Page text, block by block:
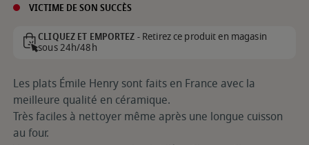
VICTIME DE SON SUCCÈS
CLIQUEZ ET EMPORTEZ -Retirez ce produit en magasin
sous 24h/48h
Les plats Émile Henry sont faits en France avec la
meilleure qualité en céramique.
Très faciles à nettoyer même après une longue cuisson
au four.